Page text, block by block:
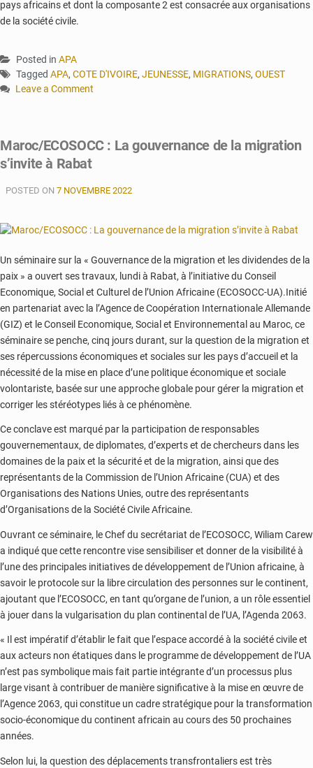
pays africains et dont la composante 2 est consacrée aux organisations
de la société civile.
Posted in APA
Tagged APA, COTE D'IVOIRE, JEUNESSE, MIGRATIONS, OUEST
Leave a Comment
:
plaidoyer
la
sur
migration
Maroc/ECOSOCC : La gouvernance de la migration
s’invite à Rabat
POSTED ON 7 NOVEMBRE 2022
Un séminaire sur la « Gouvernance de la migration et les dividendes de la
paix » a ouvert ses travaux, lundi à Rabat, à l’initiative du Conseil
Economique, Social et Culturel de l’Union Africaine (ECOSOCC-UA).Initié
en partenariat avec la l’Agence de Coopération Internationale Allemande
(GIZ) et le Conseil Economique, Social et Environnemental au Maroc, ce
séminaire se penche, cinq jours durant, sur la question de la migration et
ses répercussions économiques et sociales sur les pays d’accueil et la
nécessité de la mise en place d’une politique économique et sociale
volontariste, basée sur une approche globale pour gérer la migration et
corriger les stéréotypes liés à ce phénomène.
Ce conclave est marqué par la participation de responsables
gouvernementaux, de diplomates, d’experts et de chercheurs dans les
domaines de la paix et la sécurité et de la migration, ainsi que des
représentants de la Commission de l’Union Africaine (CUA) et des
Organisations des Nations Unies, outre des représentants
d’Organisations de la Société Civile Africaine.
Ouvrant ce séminaire, le Chef du secrétariat de l’ECOSOCC, Wiliam Carew
a indiqué que cette rencontre vise sensibiliser et donner de la visibilité à
l’une des principales initiatives de développement de l’Union africaine, à
savoir le protocole sur la libre circulation des personnes sur le continent,
ajoutant que l’ECOSOCC, en tant qu’organe de l’union, a un rôle essentiel
à jouer dans la vulgarisation du plan continental de l’UA, l’Agenda 2063.
« Il est impératif d’établir le fait que l’espace accordé à la société civile et
aux acteurs non étatiques dans le programme de développement de l’UA
n’est pas symbolique mais fait partie intégrante d’un processus plus
large visant à contribuer de manière significative à la mise en œuvre de
l’Agence 2063, qui constitue un cadre stratégique pour la transformation
socio-économique du continent africain au cours des 50 prochaines
années.
Selon lui, la question des déplacements transfrontaliers est très